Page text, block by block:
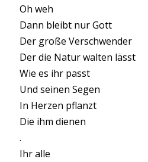
Oh weh
Dann bleibt nur Gott
Der große Verschwender
Der die Natur walten lässt
Wie es ihr passt
Und seinen Segen
In Herzen pflanzt
Die ihm dienen
.
Ihr alle